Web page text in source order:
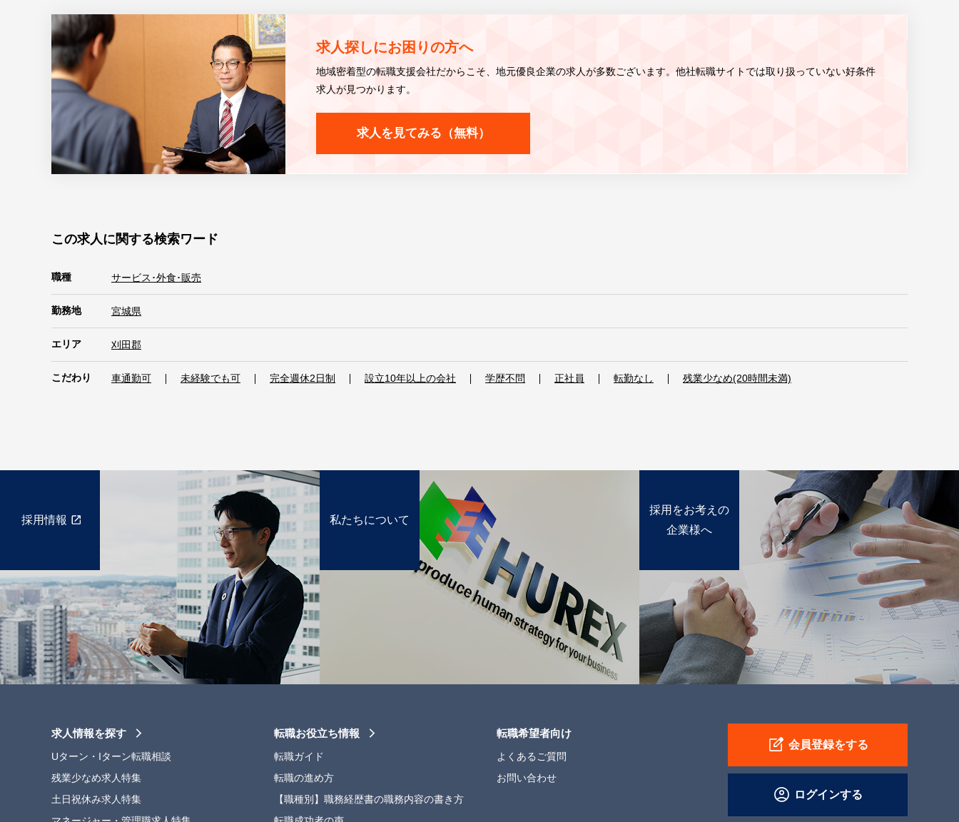
求人探しにお困りの方へ
地域密着型の転職支援会社だからこそ、地元優良企業の求人が多数ございます。他社転職サイトでは取り扱っていない好条件
求人が見つかります。
求人を見てみる（無料）
この求人に関する検索ワード
職種 サービス･外食･販売
勤務地 宮城県
エリア 刈田郡
こだわり 車通勤可 未経験でも可 完全週休2日制 設立10年以上の会社 学歴不問 正社員 転勤なし 残業少なめ(20時間未満)
採用情報 私たちについて
採用をお考えの
企業様へ
求人情報を探す
Uターン・Iターン転職相談
残業少なめ求人特集
土日祝休み求人特集
転職お役立ち情報
転職ガイド
転職の進め方
【職種別】職務経歴書の職務内容の書き方
転職希望者向け
よくあるご質問
お問い合わせ
会員登録をする
ログインする